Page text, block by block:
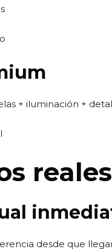
+ iluminación +
desde que